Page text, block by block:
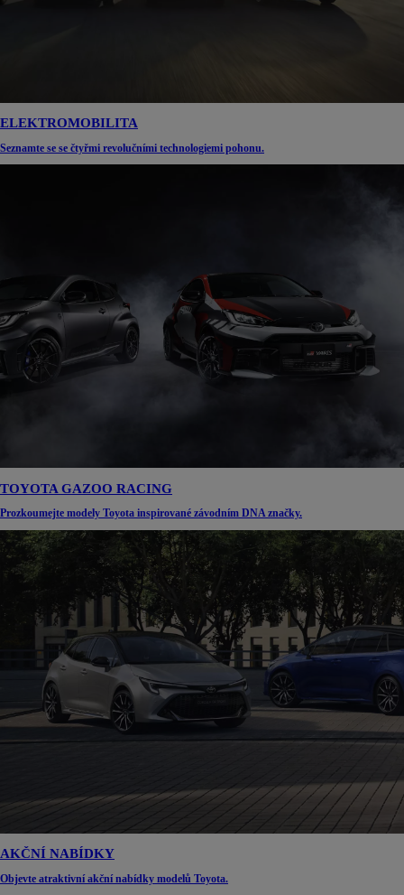
ELEKTROMOBILITA
Seznamte se se čtyřmi revolučními technologiemi pohonu.
TOYOTA GAZOO RACING
Prozkoumejte modely Toyota inspirované závodním DNA značky.
AKČNÍ NABÍDKY
Objevte atraktivní akční nabídky modelů Toyota.